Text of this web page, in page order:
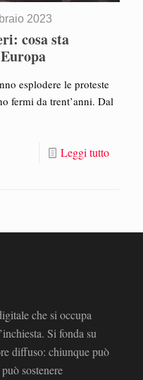
2023
cosa sta
esplodere le proteste
fermi da trent’anni. Dal
Leggi tutto
che si occupa
Si fonda su
diffuso: chiunque può
sostenere